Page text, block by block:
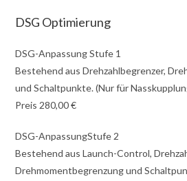
DSG Optimierung
DSG-Anpassung Stufe 1
Bestehend aus Drehzahlbegrenzer,
und Schaltpunkte. (Nur für
Preis 280,00 €
DSG-AnpassungStufe 2
Bestehend aus Launch-Control,
Drehmomentbegrenzung und